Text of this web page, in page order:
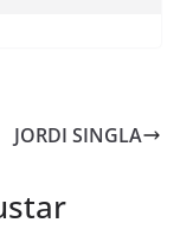
JORDI SINGLA